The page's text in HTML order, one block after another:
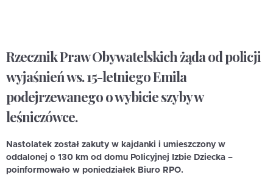
Rzecznik Praw Obywatelskich żąda od policji
wyjaśnień ws. 15-letniego Emila
podejrzewanego o wybicie szyby w
leśniczówce.
Nastolatek został zakuty w kajdanki i umieszczony w
oddalonej o 130 km od domu Policyjnej Izbie Dziecka –
poinformowało w poniedziałek Biuro RPO.